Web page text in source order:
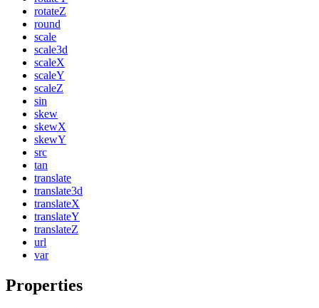
rotateZ
round
scale
scale3d
scaleX
scaleY
scaleZ
sin
skew
skewX
skewY
src
tan
translate
translate3d
translateX
translateY
translateZ
url
var
Properties